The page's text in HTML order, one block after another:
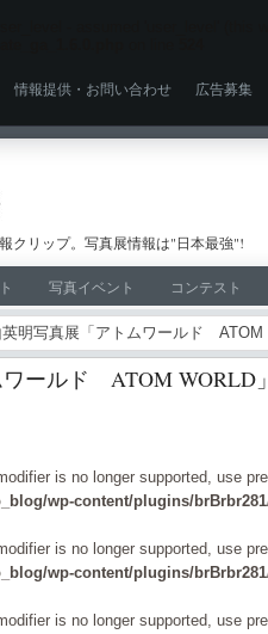
情報提供・お問い合わせ 広告募集
クリップ。写真展情報は"日本最強"!
写真イベント コンテスト
明写真展「アトムワールド ATOM
ールド ATOM WORLD
is no longer supported, use
wp-content/plugins/
is no longer supported, use
wp-content/plugins/
is no longer supported, use